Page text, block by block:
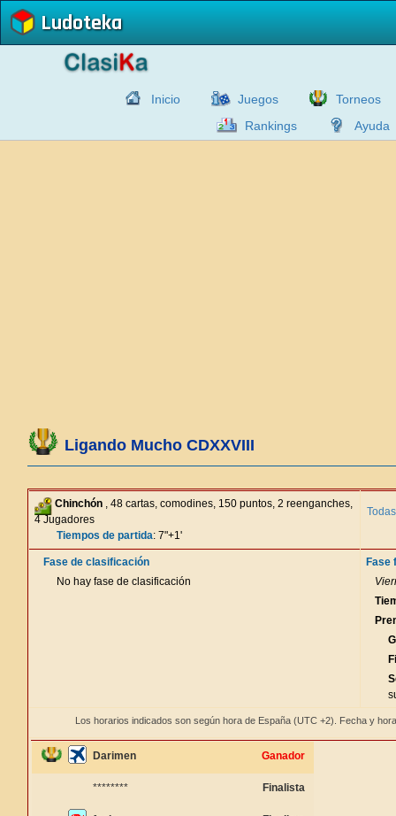
Ludoteka
Inicio Juegos
Torneos
Rankings
Ayuda
Ligando Mucho CDXXVIII
Chinchón , 48 cartas, comodines, 150 puntos, 2 reenganches,
4 Jugadores
Tiempos de partida: 7"+1'
Fase de clasificación
No hay fase de clasificación
Fase
Los horarios indicados son según hora de España (UTC +2). Fecha y
Darimen Ganador
******** Finalista